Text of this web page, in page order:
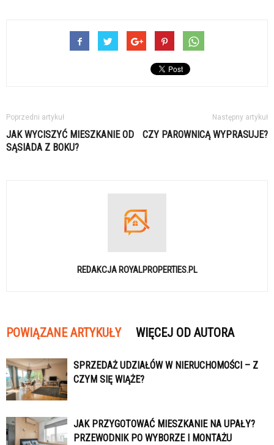
Poprzedni artykuł
JAK WYCISZYĆ MIESZKANIE OD
SĄSIADA Z BOKU?
Następny artykuł
CZY PAROWNICĄ WYPRASUJE?
REDAKCJA ROYALPROPERTIES.PL
POWIĄZANE ARTYKUŁY WIĘCEJ OD AUTORA
SPRZEDAŻ UDZIAŁÓW W NIERUCHOMOŚCI – Z
CZYM SIĘ WIĄŻE?
JAK PRZYGOTOWAĆ MIESZKANIE NA UPAŁY?
PRZEWODNIK PO WYBORZE I MONTAŻU